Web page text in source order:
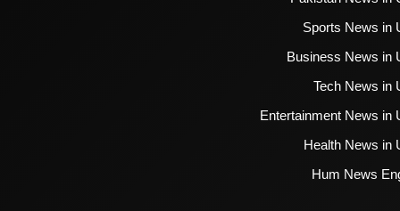
Sports News in
Business News in
Tech News in
Entertainment News in
Health News in
Hum News